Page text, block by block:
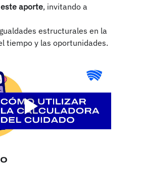
aporte, invitando a
estructurales en la
tiempo y las oportunidades.